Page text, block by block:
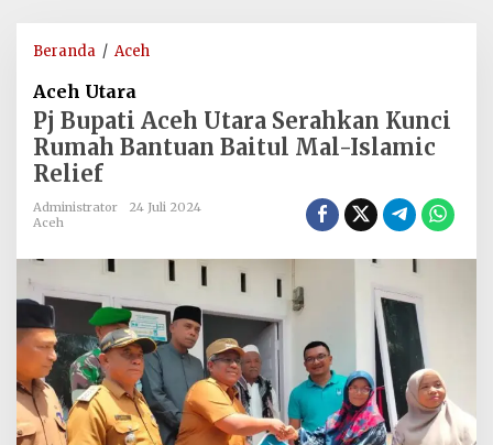
Beranda / Aceh
Utara
Serahkan
Bantuan
Mal-
Islamic
Relief
Aceh Utara
Pj Bupati Aceh Utara Serahkan Kunci
Rumah Bantuan Baitul Mal-Islamic
Relief
Administrator
24 Juli 2024
Aceh